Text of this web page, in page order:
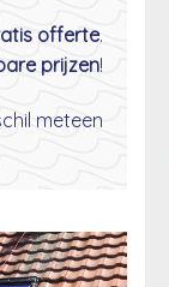
offerte.
prijzen!
meteen